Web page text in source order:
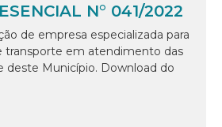
N° 041/2022
de empresa especializada para
transporte em atendimento das
deste Município. Download do